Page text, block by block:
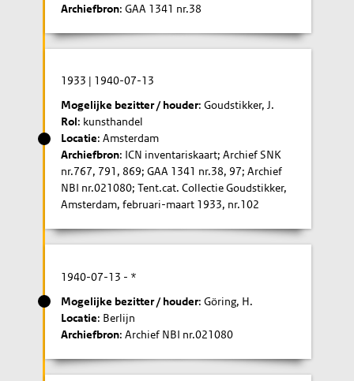
Archiefbron: GAA 1341 nr.38
1933 | 1940-07-13
Mogelijke bezitter / houder: Goudstikker, J.
Rol: kunsthandel
Locatie: Amsterdam
Archiefbron: ICN inventariskaart; Archief SNK
nr.767, 791, 869; GAA 1341 nr.38, 97; Archief
NBI nr.021080; Tent.cat. Collectie Goudstikker,
Amsterdam, februari-maart 1933, nr.102
1940-07-13 - *
Mogelijke bezitter / houder: Göring, H.
Locatie: Berlijn
Archiefbron: Archief NBI nr.021080